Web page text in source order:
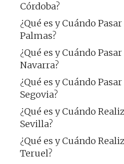
Córdoba?
¿Qué es y Cuándo
Palmas?
¿Qué es y Cuándo
Navarra?
¿Qué es y Cuándo
Segovia?
¿Qué es y Cuándo
Sevilla?
¿Qué es y Cuándo
Teruel?